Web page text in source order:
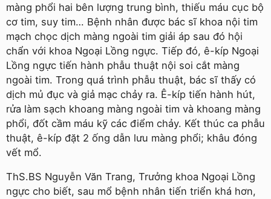
màng phổi hai bên lượng trung bình, thiếu máu cục bộ
cơ tim, suy tim… Bệnh nhân được bác sĩ khoa nội tim
mạch chọc dịch màng ngoài tim giải áp sau đó hội
chẩn với khoa Ngoại Lồng ngực. Tiếp đó, ê-kíp Ngoại
Lồng ngực tiến hành phẫu thuật nội soi cắt màng
ngoài tim. Trong quá trình phẫu thuật, bác sĩ thấy có
dịch mủ đục và giả mạc chảy ra. Ê-kíp tiến hành hút,
rửa làm sạch khoang màng ngoài tim và khoang màng
phổi, đốt cầm máu kỹ các điểm chảy. Kết thúc ca phẫu
thuật, ê-kíp đặt 2 ống dẫn lưu màng phổi; khâu đóng
vết mổ.
ThS.BS Nguyễn Văn Trang, Trưởng khoa Ngoại Lồng
ngực cho biết, sau mổ bệnh nhân tiến triển khá hơn,